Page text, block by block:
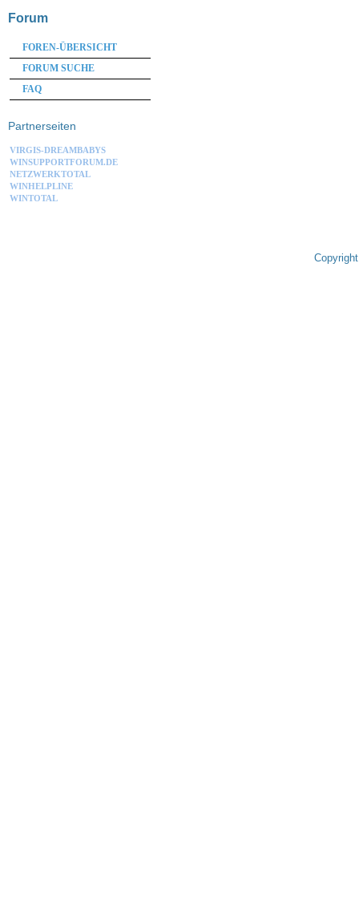
Forum
FOREN-ÜBERSICHT
FORUM SUCHE
FAQ
Partnerseiten
VIRGIS-DREAMBABYS
WINSUPPORTFORUM.DE
NETZWERKTOTAL
WINHELPLINE
WINTOTAL